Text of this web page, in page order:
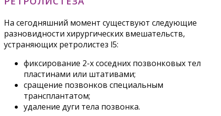
На сегодняшний момент существуют следующие
разновидности хирургических вмешательств,
устраняющих ретролистез l5:
фиксирование 2-х соседних позвонковых тел
пластинами или штативами;
сращение позвонков специальным
трансплантатом;
удаление дуги тела позвонка.